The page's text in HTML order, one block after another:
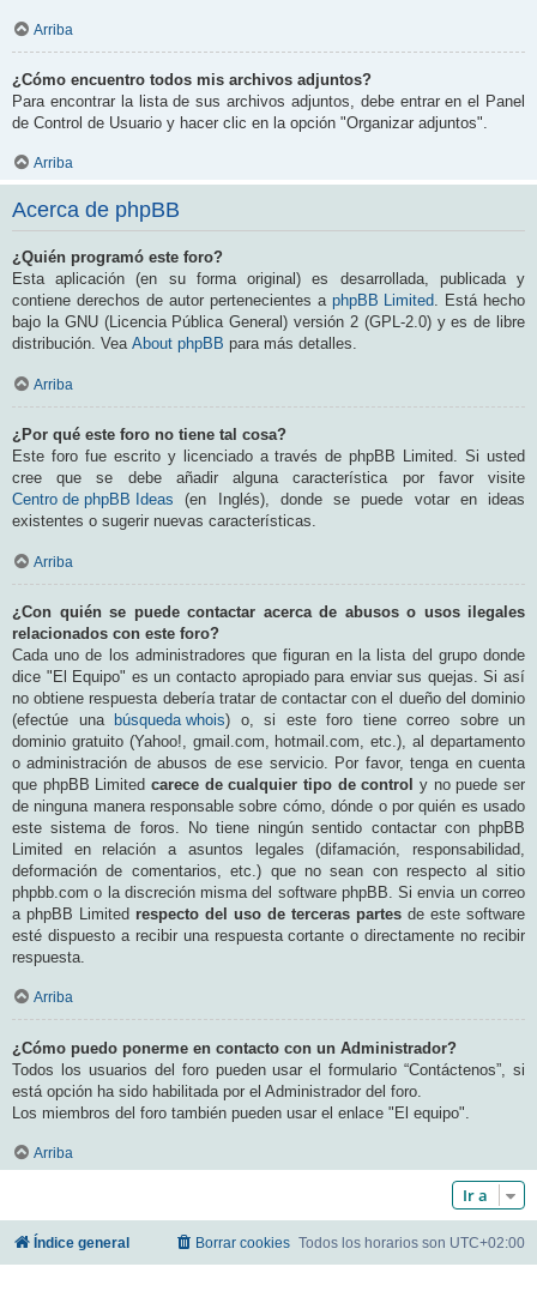
Arriba
¿Cómo encuentro todos mis archivos adjuntos?
Para encontrar la lista de sus archivos adjuntos, debe entrar en el Panel
de Control de Usuario y hacer clic en la opción "Organizar adjuntos".
Arriba
Acerca de phpBB
¿Quién programó este foro?
Esta aplicación (en su forma original) es desarrollada, publicada y
contiene derechos de autor pertenecientes a phpBB Limited. Está hecho
bajo la GNU (Licencia Pública General) versión 2 (GPL-2.0) y es de libre
distribución. Vea About phpBB para más detalles.
Arriba
¿Por qué este foro no tiene tal cosa?
Este foro fue escrito y licenciado a través de phpBB Limited. Si usted
cree que se debe añadir alguna característica por favor visite
Centro de phpBB Ideas (en Inglés), donde se puede votar en ideas
existentes o sugerir nuevas características.
Arriba
¿Con quién se puede contactar acerca de abusos o usos ilegales
relacionados con este foro?
Cada uno de los administradores que figuran en la lista del grupo donde
dice "El Equipo" es un contacto apropiado para enviar sus quejas. Si así
no obtiene respuesta debería tratar de contactar con el dueño del dominio
(efectúe una
búsqueda whois) o, si este foro tiene correo sobre un
dominio gratuito (Yahoo!, gmail.com, hotmail.com, etc.), al departamento
o administración de abusos de ese servicio. Por favor, tenga en cuenta
que phpBB Limited carece de cualquier tipo de control y no puede ser
de ninguna manera responsable sobre cómo, dónde o por quién es usado
este sistema de foros. No tiene ningún sentido contactar con phpBB
Limited en relación a asuntos legales (difamación, responsabilidad,
deformación de comentarios, etc.) que no sean con respecto al sitio
phpbb.com o la discreción misma del software phpBB. Si envia un correo
a phpBB Limited respecto del uso de terceras partes de este software
esté dispuesto a recibir una respuesta cortante o directamente no recibir
respuesta.
Arriba
¿Cómo puedo ponerme en contacto con un Administrador?
Todos los usuarios del foro pueden usar el formulario “Contáctenos”, si
está opción ha sido habilitada por el Administrador del foro.
Los miembros del foro también pueden usar el enlace "El equipo".
Arriba
Ir a
Índice general Todos los horarios son UTC+02:00
Borrar cookies